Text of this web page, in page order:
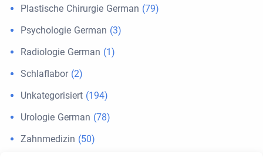
Plastische Chirurgie German (79)
Psychologie German (3)
Radiologie German (1)
Schlaflabor(2)
Unkategorisiert (194)
Urologie German (78)
Zahnmedizin (50)